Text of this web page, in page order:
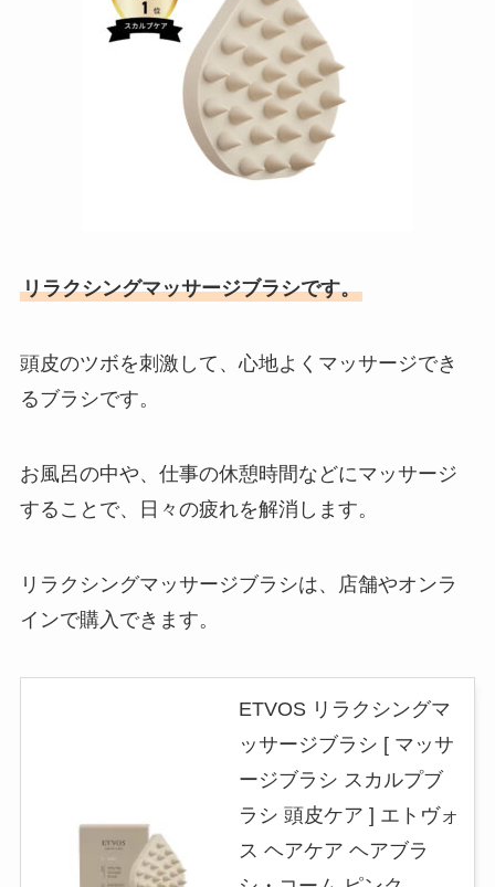
リラクシングマッサージブラシです。
頭皮のツボを刺激して、心地よくマッサージでき
るブラシです。
お風呂の中や、仕事の休憩時間などにマッサージ
することで、日々の疲れを解消します。
リラクシングマッサージブラシは、店舗やオンラ
インで購入できます。
ETVOS リラクシングマ
ッサージブラシ [ マッサ
ージブラシ スカルプブ
ラシ 頭皮ケア ] エトヴォ
ス ヘアケア ヘアブラ